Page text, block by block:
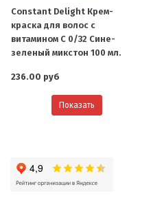
Constant Delight Крем-
краска для волос с
витамином С 0/32 Сине-
зеленый микстон 100 мл.
236.00 руб
Показать